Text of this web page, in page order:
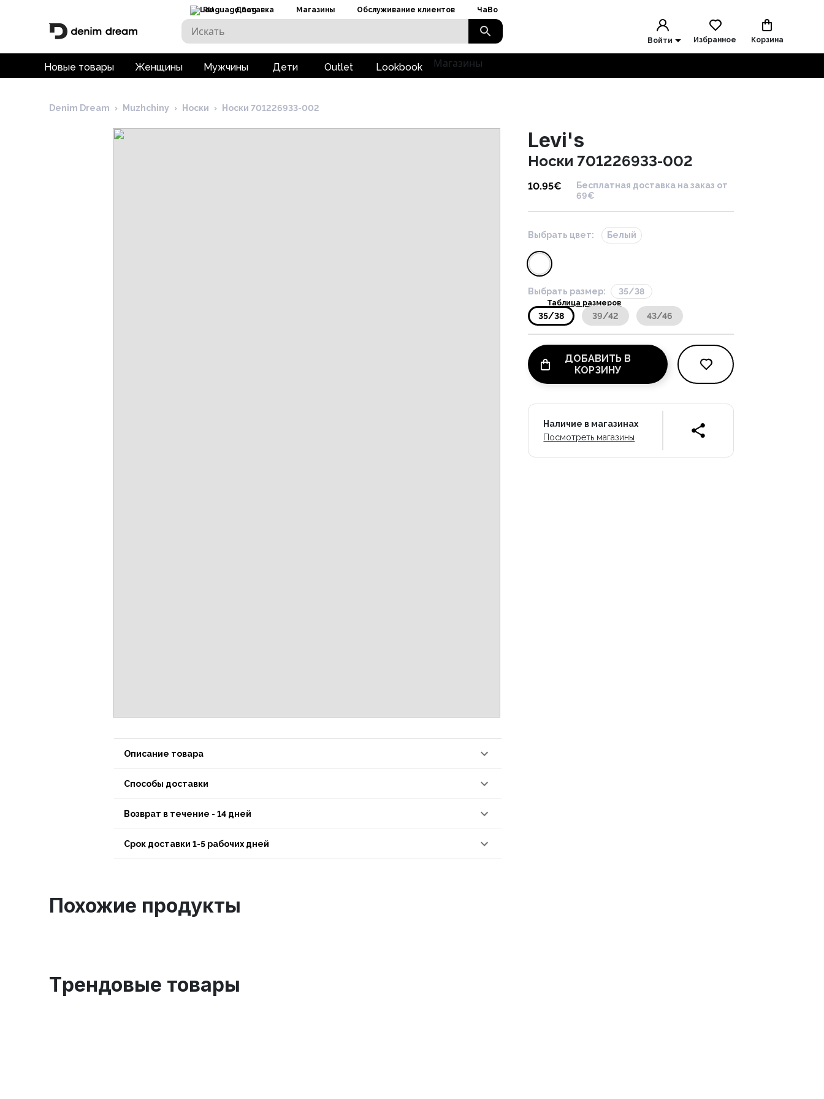
RU Доставка Магазины Обслуживание клиентов ЧаВо
Войти Избранное Корзина
Новые товары Женщины Мужчины Дети Outlet Lookbook Магазины
Denim Dream › Muzhchiny › Носки › Носки 701226933-002
Описание товара
Способы доставки
Возврат в течение - 14 дней
Срок доставки 1-5 рабочих дней
Levi's
Носки 701226933-002
10.95€
Бесплатная доставка на заказ от
69€
Выбрать цвет: Белый
Выбрать размер: 35/38
Таблица размеров
35/38 39/42 43/46
ДОБАВИТЬ В
КОРЗИНУ
Наличие в магазинах
Посмотреть магазины
Похожие продукты
Tрендовые товары